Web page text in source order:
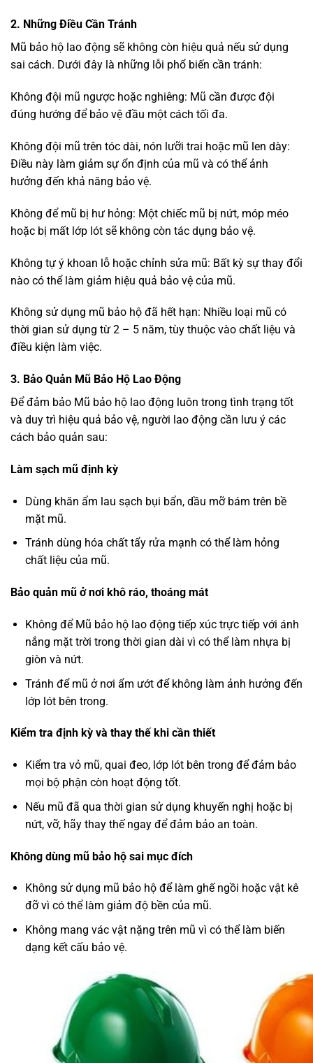
2. Những Điều Cần Tránh
Mũ bảo hộ lao động sẽ không còn hiệu quả nếu sử dụng
sai cách. Dưới đây là những lỗi phổ biến cần tránh:
Không đội mũ ngược hoặc nghiêng: Mũ cần được đội
đúng hướng để bảo vệ đầu một cách tối đa.
Không đội mũ trên tóc dài, nón lưỡi trai hoặc mũ len dày:
Điều này làm giảm sự ổn định của mũ và có thể ảnh
hưởng đến khả năng bảo vệ.
Không để mũ bị hư hỏng: Một chiếc mũ bị nứt, móp méo
hoặc bị mất lớp lót sẽ không còn tác dụng bảo vệ.
Không tự ý khoan lỗ hoặc chỉnh sửa mũ: Bất kỳ sự thay đổi
nào có thể làm giảm hiệu quả bảo vệ của mũ.
Không sử dụng mũ bảo hộ đã hết hạn: Nhiều loại mũ có
thời gian sử dụng từ 2 – 5 năm, tùy thuộc vào chất liệu và
điều kiện làm việc.
3. Bảo Quản Mũ Bảo Hộ Lao Động
Để đảm bảo Mũ bảo hộ lao động luôn trong tình trạng tốt
và duy trì hiệu quả bảo vệ, người lao động cần lưu ý các
cách bảo quản sau:
Làm sạch mũ định kỳ
Dùng khăn ẩm lau sạch bụi bẩn, dầu mỡ bám trên bề
mặt mũ.
Tránh dùng hóa chất tẩy rửa mạnh có thể làm hỏng
chất liệu của mũ.
Bảo quản mũ ở nơi khô ráo, thoáng mát
Không để Mũ bảo hộ lao động tiếp xúc trực tiếp với ánh
nắng mặt trời trong thời gian dài vì có thể làm nhựa bị
giòn và nứt.
Tránh để mũ ở nơi ẩm ướt để không làm ảnh hưởng đến
lớp lót bên trong.
Kiểm tra định kỳ và thay thế khi cần thiết
Kiểm tra vỏ mũ, quai đeo, lớp lót bên trong để đảm bảo
mọi bộ phận còn hoạt động tốt.
Nếu mũ đã qua thời gian sử dụng khuyến nghị hoặc bị
nứt, vỡ, hãy thay thế ngay để đảm bảo an toàn.
Không dùng mũ bảo hộ sai mục đích
Không sử dụng mũ bảo hộ để làm ghế ngồi hoặc vật kê
đỡ vì có thể làm giảm độ bền của mũ.
Không mang vác vật nặng trên mũ vì có thể làm biến
dạng kết cấu bảo vệ.